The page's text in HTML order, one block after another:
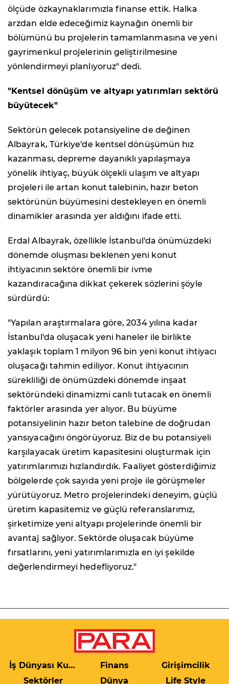
ölçüde özkaynaklarımızla finanse ettik. Halka
arzdan elde edeceğimiz kaynağın önemli bir
bölümünü bu projelerin tamamlanmasına ve yeni
gayrimenkul projelerinin geliştirilmesine
yönlendirmeyi planlıyoruz" dedi.
"Kentsel dönüşüm ve altyapı yatırımları sektörü
büyütecek"
Sektörün gelecek potansiyeline de değinen
Albayrak, Türkiye'de kentsel dönüşümün hız
kazanması, depreme dayanıklı yapılaşmaya
yönelik ihtiyaç, büyük ölçekli ulaşım ve altyapı
projeleri ile artan konut talebinin, hazır beton
sektörünün büyümesini destekleyen en önemli
dinamikler arasında yer aldığını ifade etti.
Erdal Albayrak, özellikle İstanbul'da önümüzdeki
dönemde oluşması beklenen yeni konut
ihtiyacının sektöre önemli bir ivme
kazandıracağına dikkat çekerek sözlerini şöyle
sürdürdü:
"Yapılan araştırmalara göre, 2034 yılına kadar
İstanbul'da oluşacak yeni haneler ile birlikte
yaklaşık toplam 1 milyon 96 bin yeni konut ihtiyacı
oluşacağı tahmin ediliyor. Konut ihtiyacının
sürekliliği de önümüzdeki dönemde inşaat
sektöründeki dinamizmi canlı tutacak en önemli
faktörler arasında yer alıyor. Bu büyüme
potansiyelinin hazır beton talebine de doğrudan
yansıyacağını öngörüyoruz. Biz de bu potansiyeli
karşılayacak üretim kapasitesini oluşturmak için
yatırımlarımızı hızlandırdık. Faaliyet gösterdiğimiz
bölgelerde çok sayıda yeni proje ile görüşmeler
yürütüyoruz. Metro projelerindeki deneyim, güçlü
üretim kapasitemiz ve güçlü referanslarımız,
şirketimize yeni altyapı projelerinde önemli bir
avantaj sağlıyor. Sektörde oluşacak büyüme
fırsatlarını, yeni yatırımlarımızla en iyi şekilde
değerlendirmeyi hedefliyoruz."
İş Dünyası Kulis Finans
Girişimcilik
Sektörler
Dünya Life Style